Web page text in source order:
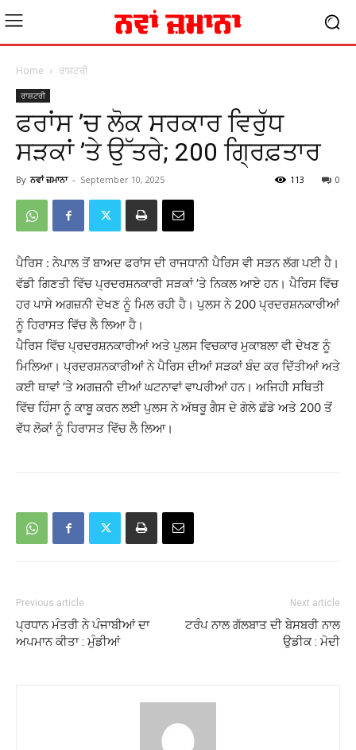
Home ਰਾਸ਼ਟਰੀ
ਰਾਸ਼ਟਰੀ
ਫਰਾਂਸ ’ਚ ਲੋਕ ਸਰਕਾਰ ਵਿਰੁੱਧ
ਸੜਕਾਂ ’ਤੇ ਉੱਤਰੇ; 200 ਗਿ੍ਰਫ਼ਤਾਰ
By ਨਵਾਂ ਜ਼ਮਾਨਾ - September 10, 2025 0
113
ਪੈਰਿਸ : ਨੇਪਾਲ ਤੋਂ ਬਾਅਦ ਫਰਾਂਸ ਦੀ ਰਾਜਧਾਨੀ ਪੈਰਿਸ ਵੀ ਸੜਨ ਲੱਗ ਪਈ ਹੈ।
ਵੱਡੀ ਗਿਣਤੀ ਵਿੱਚ ਪ੍ਰਦਰਸ਼ਨਕਾਰੀ ਸੜਕਾਂ ’ਤੇ ਨਿਕਲ ਆਏ ਹਨ। ਪੈਰਿਸ ਵਿੱਚ
ਹਰ ਪਾਸੇ ਅਗਜ਼ਨੀ ਦੇਖਣ ਨੂੰ ਮਿਲ ਰਹੀ ਹੈ। ਪੁਲਸ ਨੇ 200 ਪ੍ਰਦਰਸ਼ਨਕਾਰੀਆਂ
ਨੂੰ ਹਿਰਾਸਤ ਵਿੱਚ ਲੈ ਲਿਆ ਹੈ।
ਪੈਰਿਸ ਵਿੱਚ ਪ੍ਰਦਰਸ਼ਨਕਾਰੀਆਂ ਅਤੇ ਪੁਲਸ ਵਿਚਕਾਰ ਮੁਕਾਬਲਾ ਵੀ ਦੇਖਣ ਨੂੰ
ਮਿਲਿਆ। ਪ੍ਰਦਰਸ਼ਨਕਾਰੀਆਂ ਨੇ ਪੈਰਿਸ ਦੀਆਂ ਸੜਕਾਂ ਬੰਦ ਕਰ ਦਿੱਤੀਆਂ ਅਤੇ
ਕਈ ਥਾਵਾਂ ’ਤੇ ਅਗਜ਼ਨੀ ਦੀਆਂ ਘਟਨਾਵਾਂ ਵਾਪਰੀਆਂ ਹਨ। ਅਜਿਹੀ ਸਥਿਤੀ
ਵਿੱਚ ਹਿੰਸਾ ਨੂੰ ਕਾਬੂ ਕਰਨ ਲਈ ਪੁਲਸ ਨੇ ਅੱਥਰੂ ਗੈਸ ਦੇ ਗੋਲੇ ਛੱਡੇ ਅਤੇ 200 ਤੋਂ
ਵੱਧ ਲੋਕਾਂ ਨੂੰ ਹਿਰਾਸਤ ਵਿੱਚ ਲੈ ਲਿਆ।
Previous article
ਪ੍ਰਧਾਨ ਮੰਤਰੀ ਨੇ ਪੰਜਾਬੀਆਂ ਦਾ
ਅਪਮਾਨ ਕੀਤਾ : ਮੁੰਡੀਆਂ
Next article
ਟਰੰਪ ਨਾਲ ਗੱਲਬਾਤ ਦੀ ਬੇਸਬਰੀ ਨਾਲ
ਉਡੀਕ : ਮੋਦੀ